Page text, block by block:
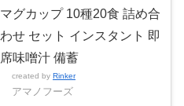
マグカップ 10種20食 詰め合
わせ セット インスタント 即
席味噌汁 備蓄
created by Rinker
アマノフーズ